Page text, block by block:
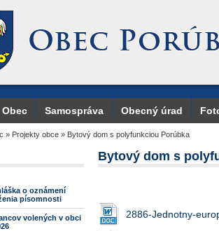
Obec Samospráva Obecný úrad
» Projekty obce » Bytový dom s polyfunkciou Porúbka
o oznámení
písomnosti
volených v obci
Bytový dom s
2886-Jednotny-